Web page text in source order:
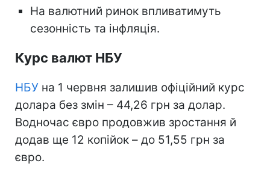
На валютний ринок впливатимуть
сезонність та інфляція.
Курс валют НБУ
НБУ на 1 червня залишив офіційний курс
долара без змін – 44,26 грн за долар.
Водночас євро продовжив зростання й
додав ще 12 копійок – до 51,55 грн за
євро.